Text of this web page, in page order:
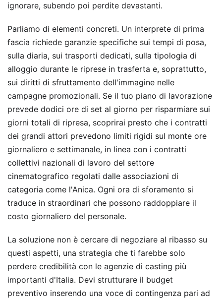
ignorare, subendo poi perdite devastanti.
Parliamo di elementi concreti. Un interprete di prima
fascia richiede garanzie specifiche sui tempi di posa,
sulla diaria, sui trasporti dedicati, sulla tipologia di
alloggio durante le riprese in trasferta e, soprattutto,
sui diritti di sfruttamento dell'immagine nelle
campagne promozionali. Se il tuo piano di lavorazione
prevede dodici ore di set al giorno per risparmiare sui
giorni totali di ripresa, scoprirai presto che i contratti
dei grandi attori prevedono limiti rigidi sul monte ore
giornaliero e settimanale, in linea con i contratti
collettivi nazionali di lavoro del settore
cinematografico regolati dalle associazioni di
categoria come l'Anica. Ogni ora di sforamento si
traduce in straordinari che possono raddoppiare il
costo giornaliero del personale.
La soluzione non è cercare di negoziare al ribasso su
questi aspetti, una strategia che ti farebbe solo
perdere credibilità con le agenzie di casting più
importanti d'Italia. Devi strutturare il budget
preventivo inserendo una voce di contingenza pari ad